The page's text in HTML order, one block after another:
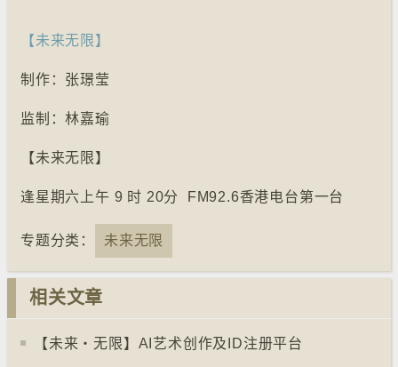
【未来无限】
制作：张璟莹
监制：林嘉瑜
【未来无限】
逢星期六上午 9 时 20分 FM92.6香港电台第一台
专题分类： 未来无限
相关文章
【未来‧无限】AI艺术创作及ID注册平台